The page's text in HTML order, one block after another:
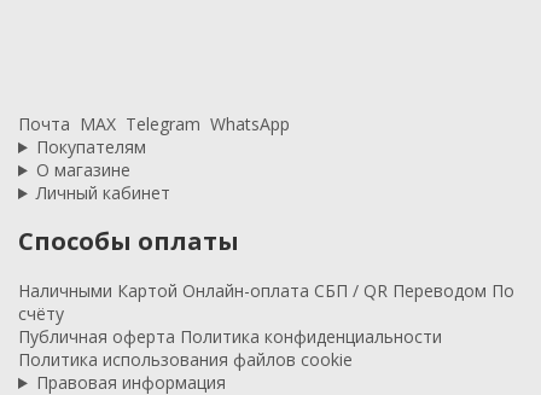
Почта MAX Telegram WhatsApp
Покупателям
О магазине
Личный кабинет
Способы оплаты
Наличными Картой Онлайн-оплата СБП / QR Переводом По
счёту
Публичная оферта Политика конфиденциальности
Политика использования файлов cookie
Правовая информация